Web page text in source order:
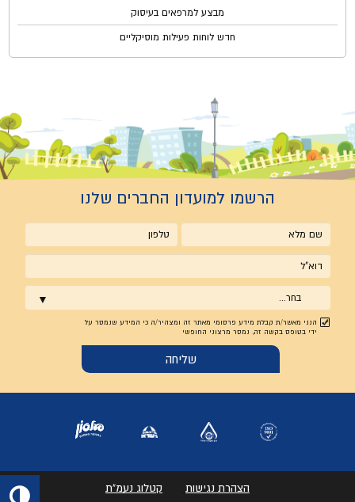
מבצע למרפאים בעיסוק
חדש לוחות פעילות מוסיקליים
הרשמו למועדון החברים שלנו
שם
מלא
טלפון
אימייל
בחר...
הנני מאשר/ת קבלת מידע פרסומי מאתר זה ומצהיר/ה כי המידע שנמסר על
ידי בטופס בקשה זה, נמסר מרצוני החופשי
הצהרת נגישות קטלוג נעמ"ת